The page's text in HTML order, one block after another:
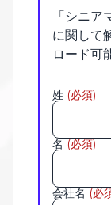
「シニア
に関して
ロード可
姓 (必須)
名 (必須)
会社名 (必